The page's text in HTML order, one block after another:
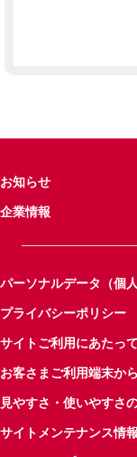
お知らせ
企業情報
パーソナルデータ（個
プライバシーポリシー
サイトご利用にあたって
お客さまご利用端末か
見やすさ・使いやすさ
サイトメンテナンス情報